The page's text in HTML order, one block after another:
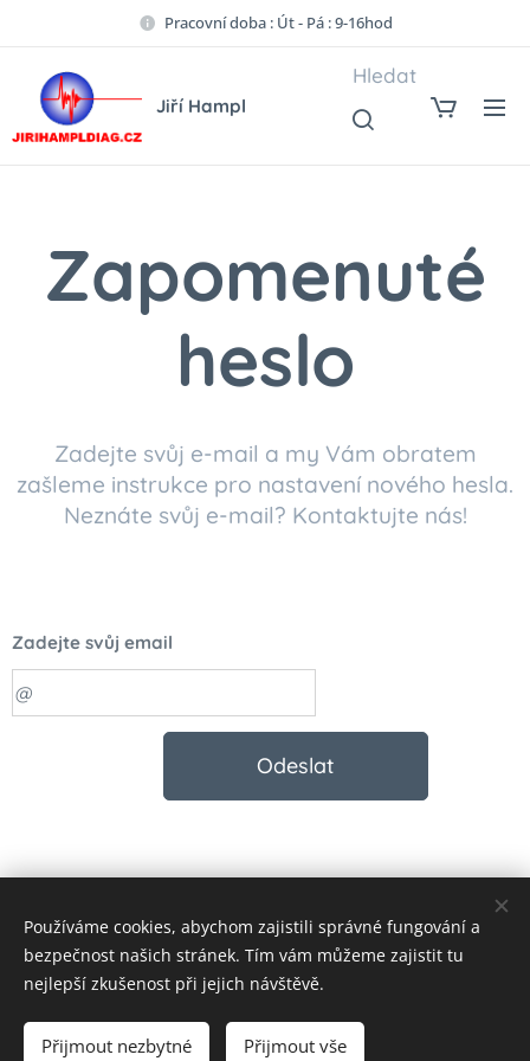
Pracovní doba : Út - Pá : 9-16hod
Jiří Hampl
Hledat
Zapomenuté
heslo
Zadejte svůj e-mail a my Vám obratem
zašleme instrukce pro nastavení nového hesla.
Neznáte svůj e-mail? Kontaktujte nás!
Zadejte svůj email
Odeslat
© 2023 Všechna práva vyhrazena
Cookies
CZK Kč
EUR €
Používáme cookies, abychom zajistili správné fungování a
bezpečnost našich stránek. Tím vám můžeme zajistit tu
nejlepší zkušenost při jejich návštěvě.
Přijmout nezbytné Přijmout vše